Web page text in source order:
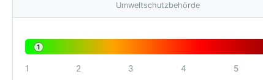
Umweltschutzbehörde
1
1 2 3 4 5